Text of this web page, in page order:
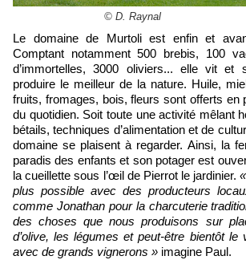
© D. Raynal
Le domaine de Murtoli est enfin et avant tout une ferme.
Comptant notamment 500 brebis, 100
d’immortelles, 3000 oliviers... elle vit et
produire le meilleur de la nature. Huile,
fruits, fromages, bois, fleurs sont offerts en
du quotidien. Soit toute une activité mêlant
bétails, techniques d’alimentation et de
domaine se plaisent à regarder. Ainsi, la
paradis des enfants et son potager est
la cueillette sous l’œil de Pierrot le jardinier.
plus possible avec des producteurs
comme Jonathan pour la charcuterie
des choses que nous produisons sur
d’olive, les légumes et peut-être bientôt le
avec de grands vignerons » imagine Paul.